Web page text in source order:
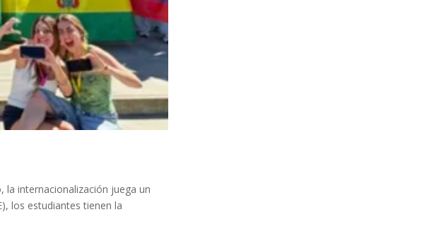
la internacionalización juega un
los estudiantes tienen la